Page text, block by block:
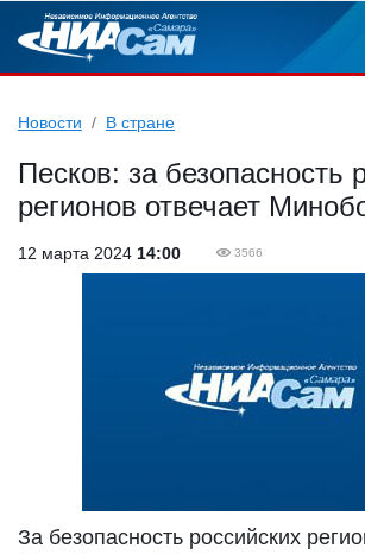
Новости В стране
Песков: за безопасность
регионов отвечает
12 марта 2024 14:00 3566
За безопасность российских